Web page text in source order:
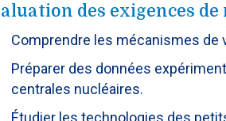
des exigences
Comprendre les mécanismes
Préparer des données
centrales nucléaires.
Étudier les technologies des